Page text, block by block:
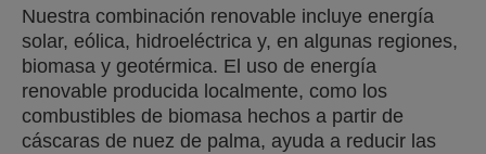
Nuestra combinación renovable incluye energía
solar, eólica, hidroeléctrica y, en algunas regiones,
biomasa y geotérmica. El uso de energía
renovable producida localmente, como los
combustibles de biomasa hechos a partir de
cáscaras de nuez de palma, ayuda a reducir las